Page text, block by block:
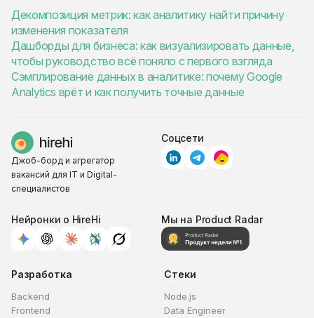
Декомпозиция метрик: как аналитику найти причину
изменения показателя
Дашборды для бизнеса: как визуализировать данные,
чтобы руководство всё поняло с первого взгляда
Сэмплирование данных в аналитике: почему Google
Analytics врёт и как получить точные данные
Джоб-борд и агрегатор
вакансий для IT и Digital-
специалистов
Соцсети
Нейронки о HireHi Мы на Product Radar
Разработка
Backend
Frontend
Стеки
Node.js
Data Engineer